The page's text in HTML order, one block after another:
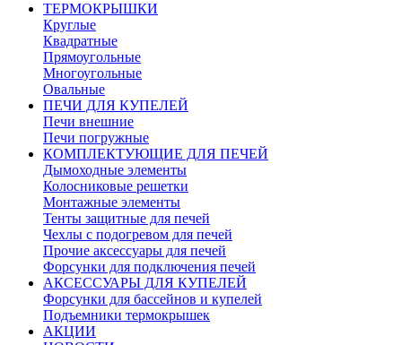
ТЕРМОКРЫШКИ
Круглые
Квадратные
Прямоугольные
Многоугольные
Овальные
ПЕЧИ ДЛЯ КУПЕЛЕЙ
Печи внешние
Печи погружные
КОМПЛЕКТУЮЩИЕ ДЛЯ ПЕЧЕЙ
Дымоходные элементы
Колосниковые решетки
Монтажные элементы
Тенты защитные для печей
Чехлы с подогревом для печей
Прочие аксессуары для печей
Форсунки для подключения печей
АКСЕССУАРЫ ДЛЯ КУПЕЛЕЙ
Форсунки для бассейнов и купелей
Подъемники термокрышек
АКЦИИ